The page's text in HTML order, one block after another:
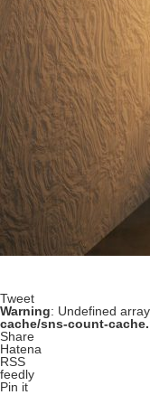
Tweet
Warning: Undefined
cache/sns-count-
Share
Hatena
RSS
feedly
Pin it